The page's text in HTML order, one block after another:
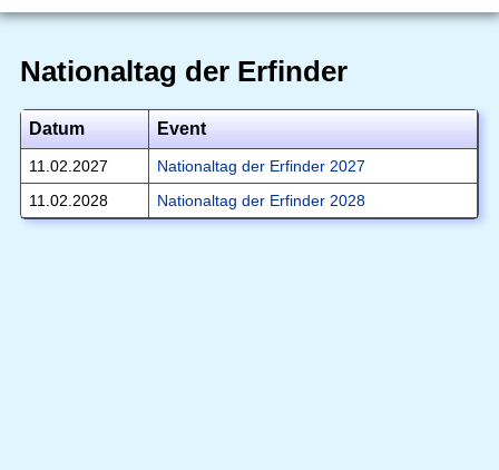
Nationaltag der Erfinder
Datum Event
11.02.2027
Nationaltag der Erfinder 2027
11.02.2028
Nationaltag der Erfinder 2028